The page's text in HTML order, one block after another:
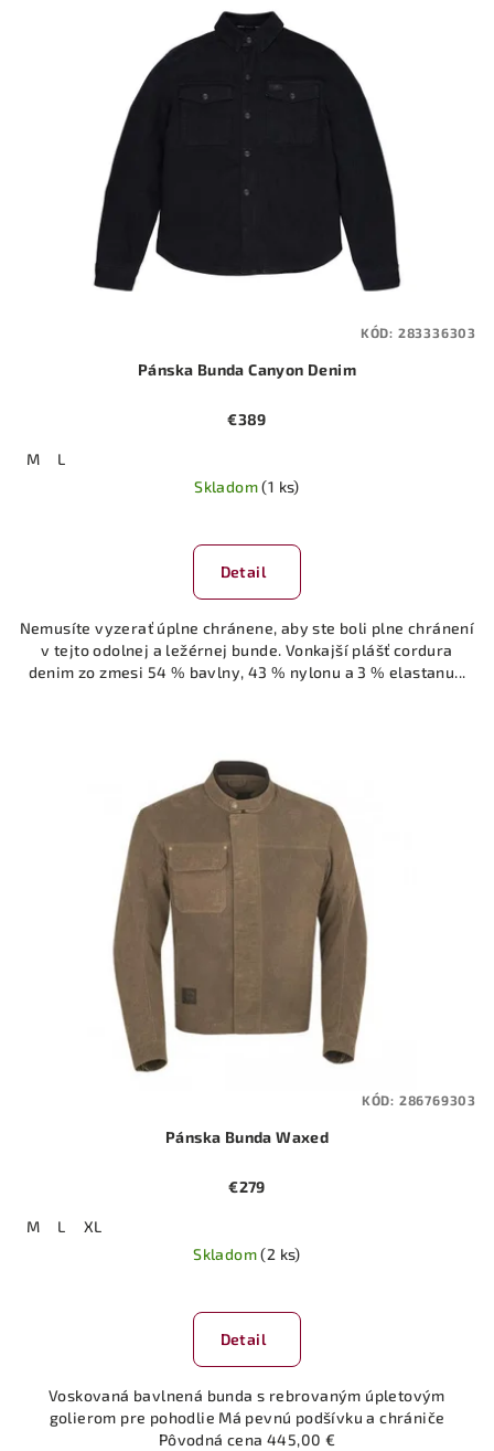
Pánska Bunda Canyon Denim
€389
M
L
Skladom(1 ks)
Detail
Nemusíte vyzerať úplne chránene, aby ste boli plne chránení
v tejto odolnej a ležérnej bunde. Vonkajší plášť cordura
denim zo zmesi 54 % bavlny, 43 % nylonu a 3 % elastanu...
KÓD: 283336303
Pánska Bunda Waxed
€279
M L
XL
Skladom(2 ks)
Detail
Voskovaná bavlnená bunda s rebrovaným úpletovým
golierom pre pohodlie Má pevnú podšívku a chrániče
Pôvodná cena 445,00 €
KÓD: 286769303